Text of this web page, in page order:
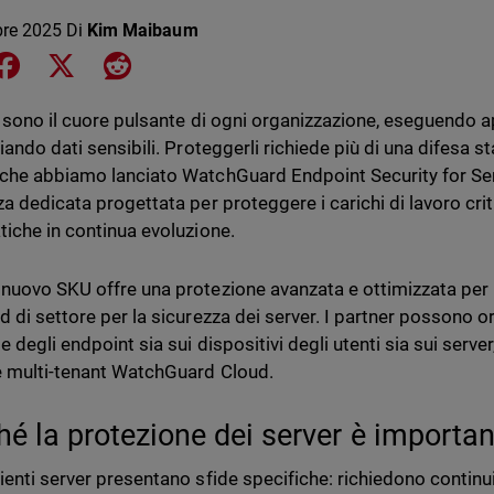
2025 Di Kim Maibaum
on LinkedIn
Share on Facebook
Share on XShare on Reddit
il cuore pulsante di ogni organizzazione, eseguendo
dati sensibili. Proteggerli richiede più di una difesa
abbiamo lanciato WatchGuard Endpoint Security for
dedicata progettata per proteggere i carichi di lavoro
in continua evoluzione.
SKU offre una protezione avanzata e ottimizzata
di settore per la sicurezza dei server. I partner possono
degli endpoint sia sui dispositivi degli utenti sia sui
multi-tenant WatchGuard Cloud.
la protezione dei server è
server presentano sfide specifiche: richiedono